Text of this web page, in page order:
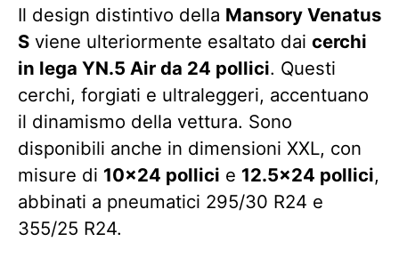
Il design distintivo della Mansory Venatus
S viene ulteriormente esaltato dai cerchi
in lega YN.5 Air da 24 pollici. Questi
cerchi, forgiati e ultraleggeri, accentuano
il dinamismo della vettura. Sono
disponibili anche in dimensioni XXL, con
misure di 10×24 pollici e 12.5×24 pollici,
abbinati a pneumatici 295/30 R24 e
355/25 R24.